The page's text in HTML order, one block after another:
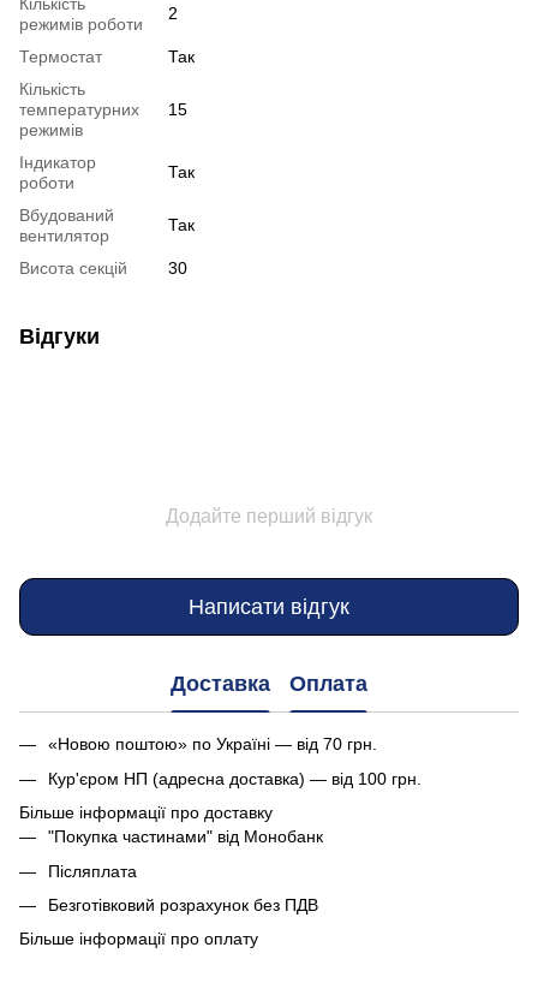
Кількість
режимів роботи
2
Термостат
Так
Кількість
температурних
режимів
15
Індикатор
роботи
Так
Вбудований
вентилятор
Так
Висота секцій 30
Відгуки
Додайте перший відгук
Написати відгук
Доставка Оплата
«Новою поштою» по Україні — від 70 грн.
Кур'єром НП (адресна доставка) — від 100 грн.
Більше інформації про доставку
"Покупка частинами" від Монобанк
Післяплата
Безготівковий розрахунок без ПДВ
Більше інформації про оплату